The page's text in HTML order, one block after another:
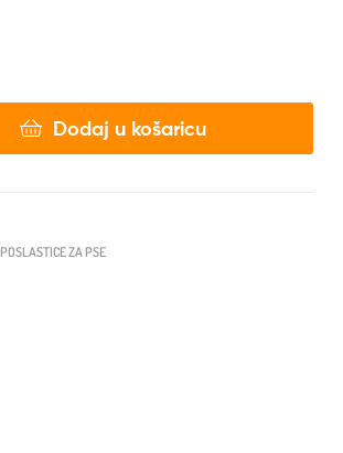
Dodaj u košaricu
POSLASTICE ZA PSE